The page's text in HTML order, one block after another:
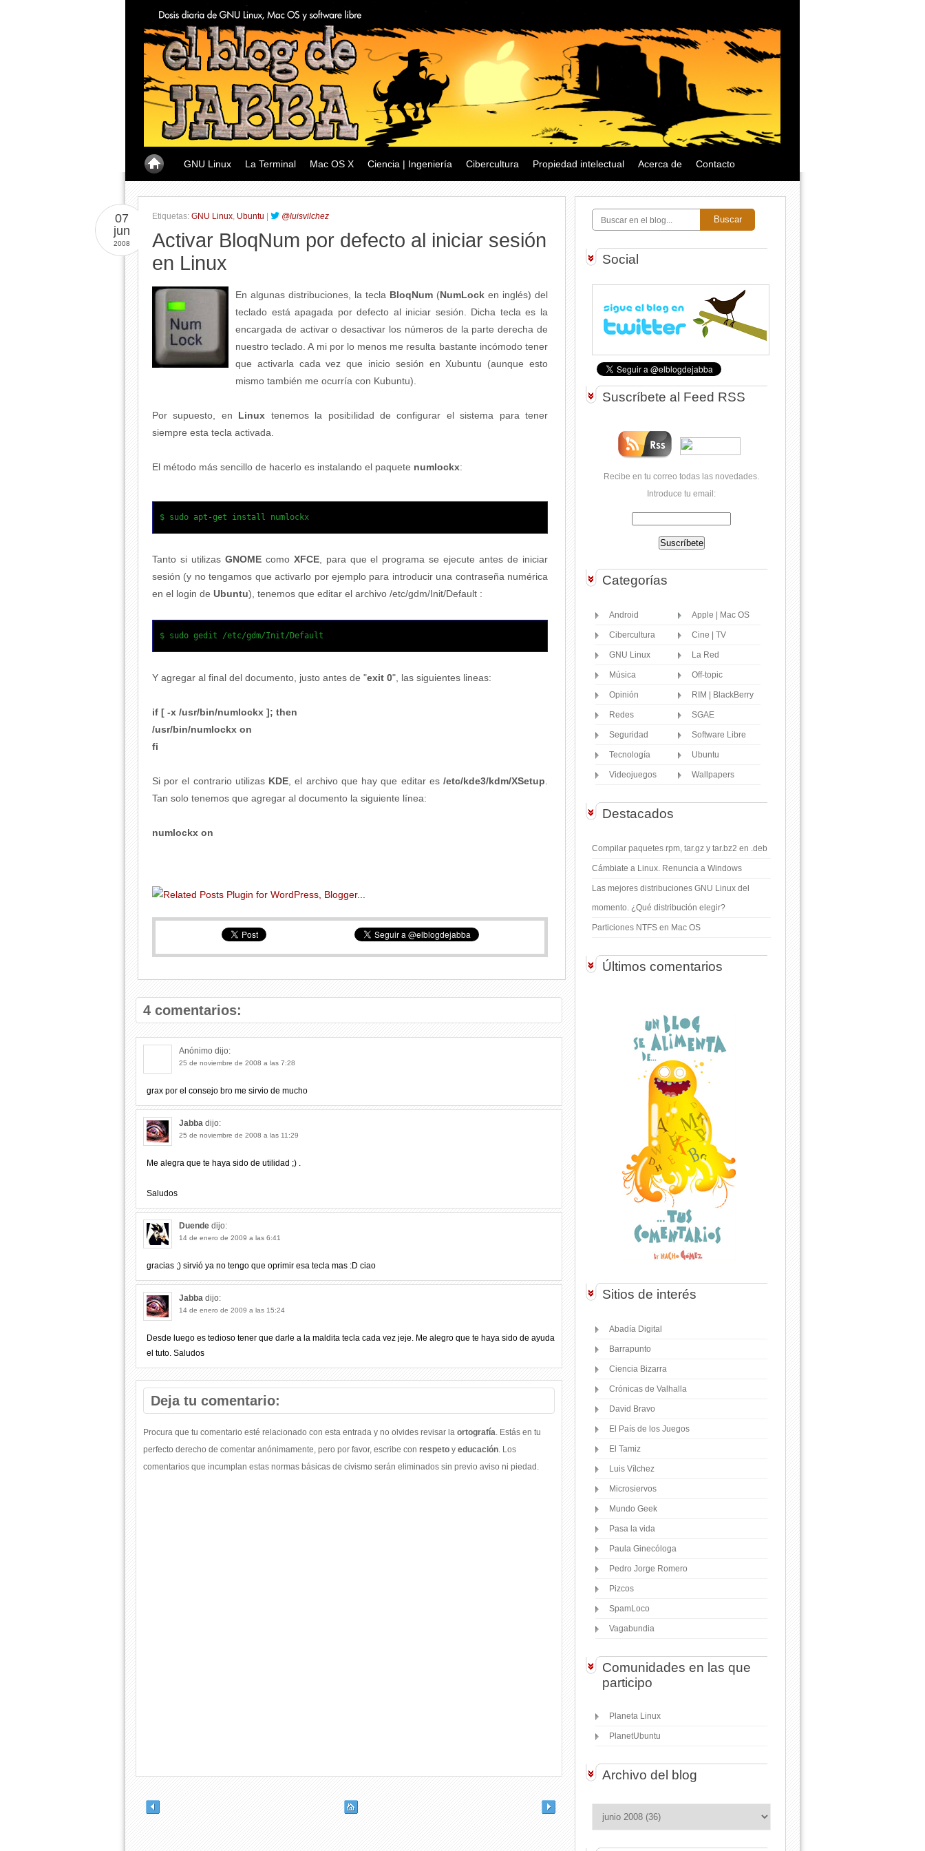
GNU Linux La Terminal Mac OS X Ciencia | Ingeniería Cibercultura Propiedad intelectual Acerca de Contacto
Etiquetas: GNU Linux, Ubuntu @luisvilchez
07
jun
2008
Activar BloqNum por defecto al iniciar sesión
en Linux
En algunas distribuciones, la tecla BloqNum (NumLock en inglés) del
teclado está apagada por defecto al iniciar sesión. Dicha tecla es la
encargada de activar o desactivar los números de la parte derecha de
nuestro teclado. A mi por lo menos me resulta bastante incómodo tener
que activarla cada vez que inicio sesión en Xubuntu (aunque esto
mismo también me ocurría con Kubuntu).
Por supuesto, en Linux tenemos la posibilidad de configurar el sistema para tener
siempre esta tecla activada.
El método más sencillo de hacerlo es instalando el paquete numlockx:
$ sudo apt-get install numlockx
Tanto si utilizas GNOMEcomo XFCE, para que el programa se ejecute antes de iniciar
sesión (y no tengamos que activarlo por ejemplo para introducir una contraseña numérica
en el login de Ubuntu), tenemos que editar el archivo /etc/gdm/Init/Default :
$ sudo gedit /etc/gdm/Init/Default
Y agregar al final del documento, justo antes de "exit 0", las siguientes lineas:
if [ -x /usr/bin/numlockx ]; then
/usr/bin/numlockx on
fi
Si por el contrario utilizas KDE , el archivo que hay que editar es/etc/kde3/kdm/XSetup
Tan solo tenemos que agregar al documento la siguiente línea:
numlockx on
4 comentarios:
Anónimo dijo:
25 de noviembre de 2008 a las 7:28
grax por el consejo bro me sirvio de mucho
Jabba dijo:
25 de noviembre de 2008 a las 11:29
Me alegra que te haya sido de utilidad ;) .
Saludos
Duende dijo:
14 de enero de 2009 a las 6:41
gracias ;) sirvió ya no tengo que oprimir esa tecla mas :D ciao
Jabba dijo:
14 de enero de 2009 a las 15:24
Desde luego es tedioso tener que darle a la maldita tecla cada vez jeje. Me alegro que te haya sido de ayuda
el tuto. Saludos
Deja tu comentario:
Procura que tu comentario esté relacionado con esta entrada y no olvides revisar la ortografía. Estás en tu
perfecto derecho de comentar anónimamente, pero por favor, escribe con respeto y educación. Los
comentarios que incumplan estas normas básicas de civismo serán eliminados sin previo aviso ni piedad.
Buscar
Social
Suscríbete al Feed RSS
Recibe en tu correo todas las novedades.
Introduce tu email:
Categorías
Android Apple | Mac OS
Cibercultura Cine | TV
GNU Linux La Red
Música Off-topic
Opinión RIM | BlackBerry
Redes SGAE
Seguridad Software Libre
Tecnología Ubuntu
Videojuegos Wallpapers
Destacados
Compilar paquetes rpm, tar.gz y tar.bz2 en .deb
Cámbiate a Linux. Renuncia a Windows
Las mejores distribuciones GNU Linux del
momento. ¿Qué distribución elegir?
Particiones NTFS en Mac OS
Últimos comentarios
Sitios de interés
Abadía Digital
Barrapunto
Ciencia Bizarra
Crónicas de Valhalla
David Bravo
El País de los Juegos
El Tamiz
Luis Vílchez
Microsiervos
Mundo Geek
Pasa la vida
Paula Ginecóloga
Pedro Jorge Romero
Pizcos
SpamLoco
Vagabundia
Comunidades en las que
participo
Planeta Linux
PlanetUbuntu
Archivo del blog